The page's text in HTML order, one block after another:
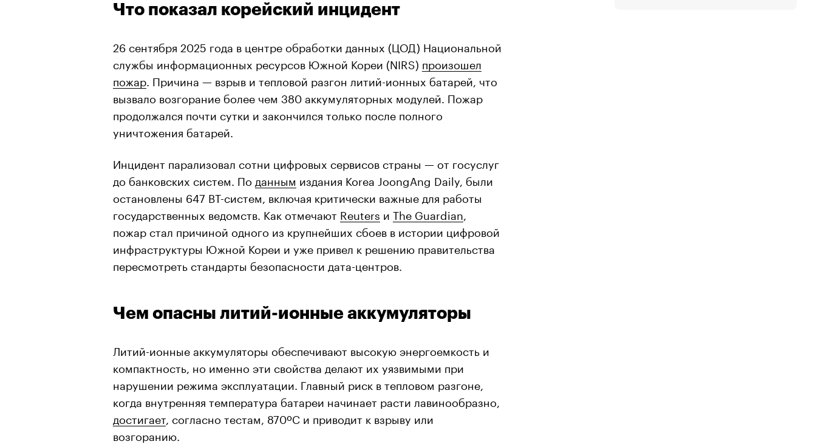
Что показал корейский инцидент
26 сентября 2025 года в центре обработки данных (ЦОД) Национальной
службы информационных ресурсов Южной Кореи (NIRS) произошел
пожар . Причина — взрыв и тепловой разгон литий-ионных батарей, что
вызвало возгорание более чем 380 аккумуляторных модулей. Пожар
продолжался почти сутки и закончился только после полного
уничтожения батарей.
Инцидент парализовал сотни цифровых сервисов страны — от госуслуг
до банковских систем. По данным издания Korea JoongAng Daily, были
остановлены 647 BT-систем, включая критически важные для работы
государственных ведомств. Как отмечают Reuters и The Guardian
пожар стал причиной одного из крупнейших сбоев в истории цифровой
инфраструктуры Южной Кореи и уже привел к решению правительства
пересмотреть стандарты безопасности дата-центров.
Чем опасны литий-ионные аккумуляторы
Литий-ионные аккумуляторы обеспечивают высокую энергоемкость и
компактность, но именно эти свойства делают их уязвимыми при
нарушении режима эксплуатации. Главный риск в тепловом разгоне,
когда внутренняя температура батареи начинает расти лавинообразно,
достигает, согласно тестам, 870ºC и приводит к взрыву или
возгоранию.